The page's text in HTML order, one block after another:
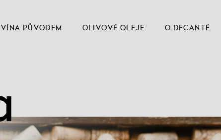
VÍNA PŮVODEM OLIVOVÉ OLEJE O DECANTÉ